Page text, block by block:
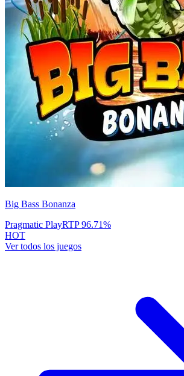
Big Bass Bonanza
Pragmatic PlayRTP96.71%
HOT
Ver todos los juegos